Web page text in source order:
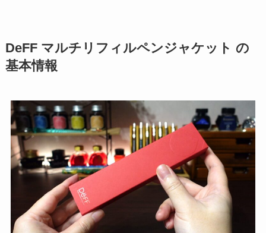
DeFF マルチリフィルペンジャケット の
基本情報